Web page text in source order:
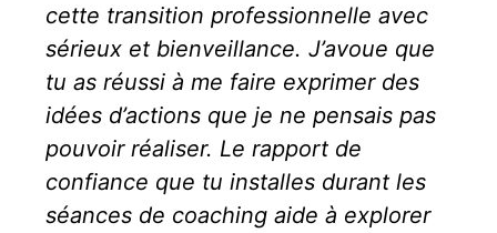
cette transition professionnelle avec
sérieux et bienveillance. J’avoue que
tu as réussi à me faire exprimer des
idées d’actions que je ne pensais pas
pouvoir réaliser. Le rapport de
confiance que tu installes durant les
séances de coaching aide à explorer